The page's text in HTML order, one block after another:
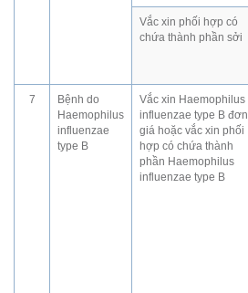
Vắc xin phối hợp có
chứa thành phần sởi
7
Bệnh do
Haemophilus
influenzae
type B
Vắc xin Haemophilus
influenzae type B đơn
giá hoặc vắc xin phối
hợp có chứa thành
phần Haemophilus
influenzae type B